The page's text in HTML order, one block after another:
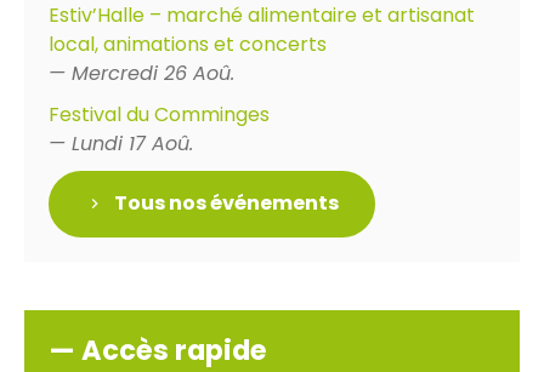
Estiv’Halle – marché alimentaire et artisanat
local, animations et concerts
— Mercredi 26 Aoû.
Festival du Comminges
— Lundi 17 Aoû.
Tous nos événements
— Accès rapide